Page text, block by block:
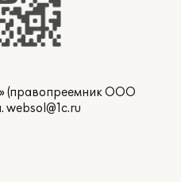
(правопреемник ООО
websol@1c.ru